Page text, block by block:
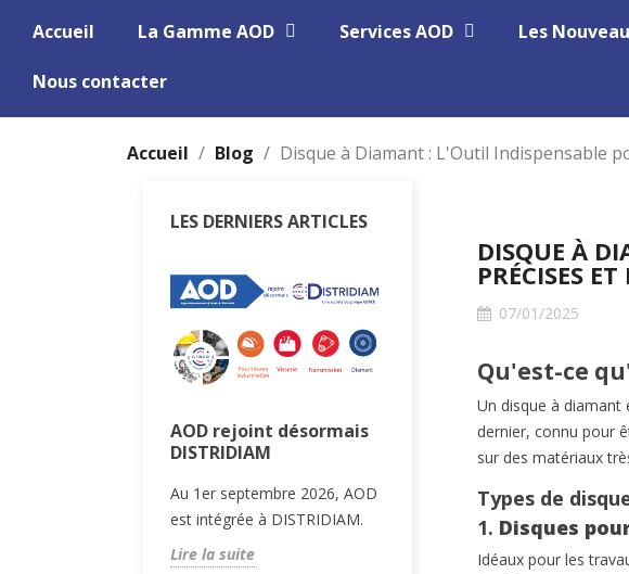
Accueil La Gamme AOD Services AOD Les
Nous contacter
Accueil Blog Disque à Diamant : L'Outil Indispensable
LES DERNIERS ARTICLES
AOD rejoint désormais
DISTRIDIAM
Au 1er septembre 2026, AOD
est intégrée à DISTRIDIAM.
Lire la suite
Machines BTP : le guide
complet pour choisir
chantier
Guide complet pour choisir les
machines BTP adaptées à
DISQUE À
PRÉCISES
07/01/2025
Qu'est-ce
Un disque à diamant
dernier, connu pour
sur des matériaux
Types de
1. Disques
Idéaux pour les